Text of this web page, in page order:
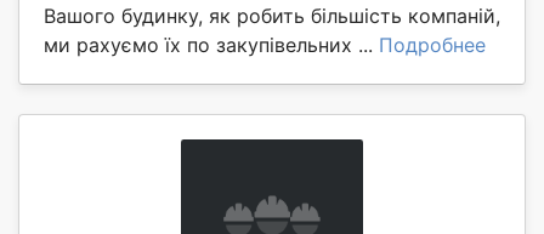
Вашого будинку, як робить більшість компаній,
ми рахуємо їх по закупівельних ... Подробнее